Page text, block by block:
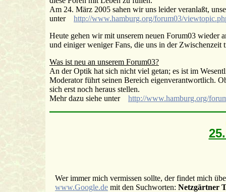
Am 24. März 2005 sahen wir uns leider veranlaßt,
unter http://www.hamburg.org/forum03/
Heute gehen wir mit unserem neuen Forum03 wieder
und einiger weniger Fans, die uns in der Zwischenzeit
Was ist neu an unserem Forum03?
An der Optik hat sich nicht viel getan; es ist im
Moderator führt seinen Bereich eigenverantwortlich.
sich erst noch heraus stellen.
Mehr dazu siehe unter http://www.hamburg.org/
Wer immer mich vermissen sollte, der findet mich
www.Google.de mit den Suchworten: Netzgärtner